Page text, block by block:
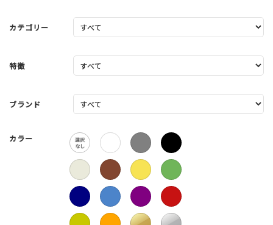
カテゴリー
特徴
ブランド
カラー